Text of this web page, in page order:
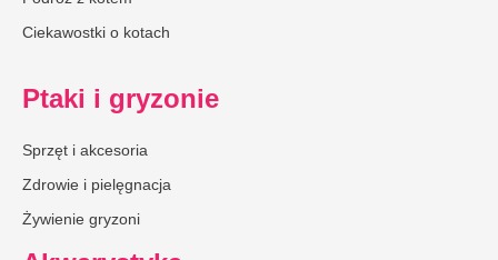
Ciekawostki o kotach
Ptaki i gryzonie
Sprzęt i akcesoria
Zdrowie i pielęgnacja
Żywienie gryzoni